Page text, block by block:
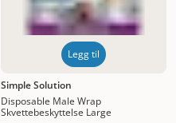
Legg til
Simple Solution
Disposable Male Wrap
Skvettebeskyttelse Large